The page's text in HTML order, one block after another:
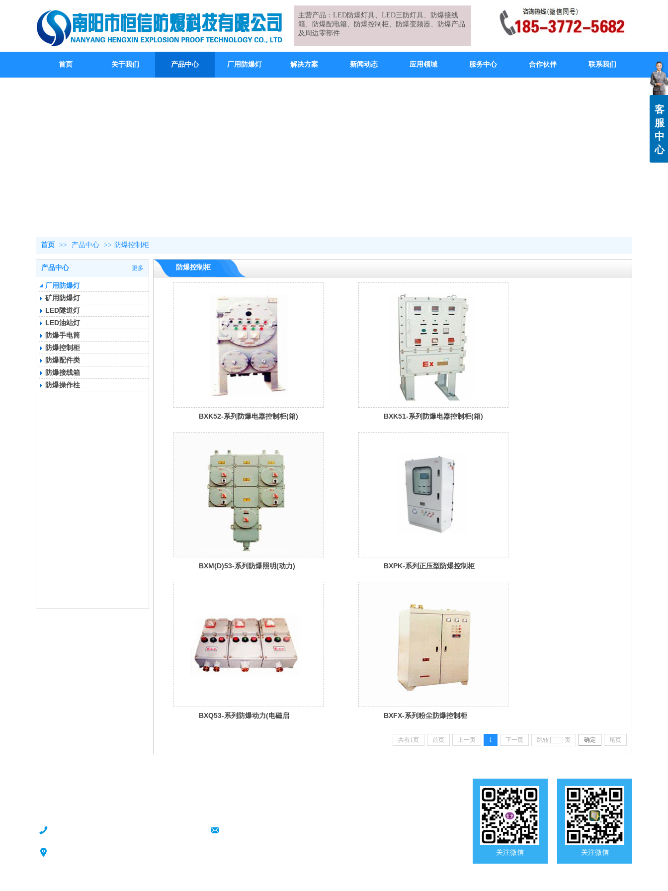
主营产品：LED防爆灯具、LED三防灯具、防爆接线
箱、防爆配电箱、防爆控制柜、防爆变频器、防爆产品
及周边零部件
首页 关于我们 产品中心 厂用防爆灯 解决方案 新闻动态 应用领域 服务中心 合作伙伴 联系我们
首页 >> 产品中心 >> 防爆控制柜
产品中心 更多
厂用防爆灯
矿用防爆灯
LED隧道灯
LED油站灯
防爆手电筒
防爆控制柜
防爆配件类
防爆接线箱
防爆操作柱
防爆控制柜
BXK52-系列防爆电器控制柜(箱) BXK51-系列防爆电器控制柜(箱)
BXM(D)53-系列防爆照明(动力)
BXPK-系列正压型防爆控制柜
BXQ53-系列防爆动力(电磁启
BXFX-系列粉尘防爆控制柜
共有1页 首页 上一页 1 下一页 跳转 页 确定 尾页
关注微信 关注微信
客
服
中
心